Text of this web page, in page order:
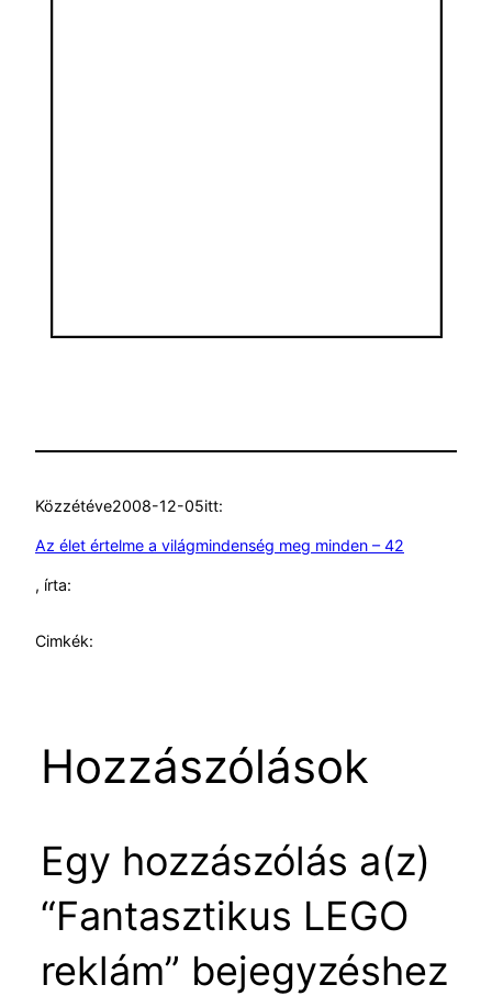
Közzétéve2008-12-05itt:
Az élet értelme a világmindenség meg minden – 42
, írta:
Cimkék:
Hozzászólások
Egy hozzászólás a(z)
“Fantasztikus LEGO
reklám” bejegyzéshez